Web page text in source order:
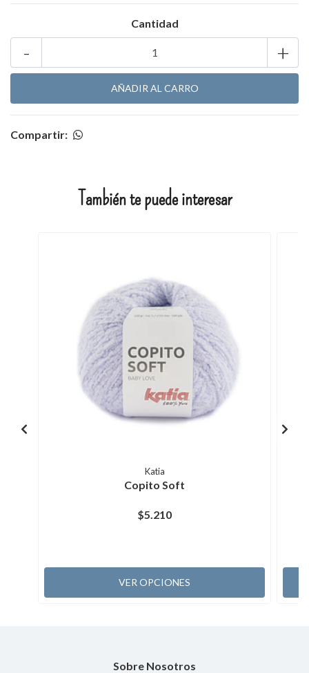
Cantidad
+
-
Compartir:
También te puede interesar
Katia
Copito Soft
$5.210
VER OPCIONES
Sobre Nosotros